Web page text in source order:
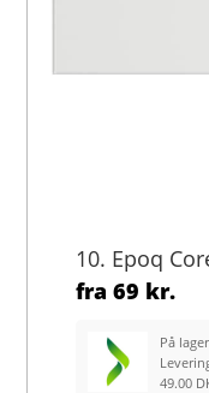
10. Epoq
fra69 kr.
På lager
49.00